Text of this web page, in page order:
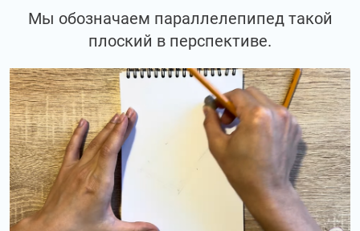
Мы обозначаем параллелепипед такой
плоский в перспективе.